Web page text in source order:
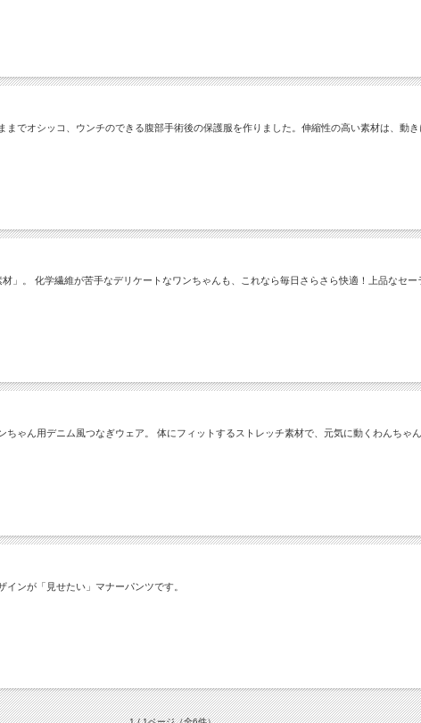
でオシッコ、ウンチのできる腹部手術後の保護服を作りました。伸縮性の高い素材は、動
」。 化学繊維が苦手なデリケートなワンちゃんも、これなら毎日さらさら快適！上品なセ
ゃん用デニム風つなぎウェア。 体にフィットするストレッチ素材で、元気に動くわんちゃ
ンが「見せたい」マナーパンツです。